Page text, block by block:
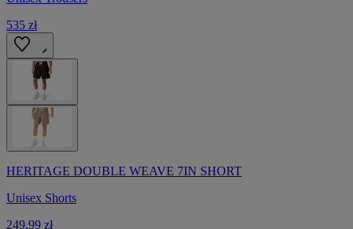
535 zł
HERITAGE DOUBLE WEAVE 7IN SHORT
Unisex Shorts
249,99 zł